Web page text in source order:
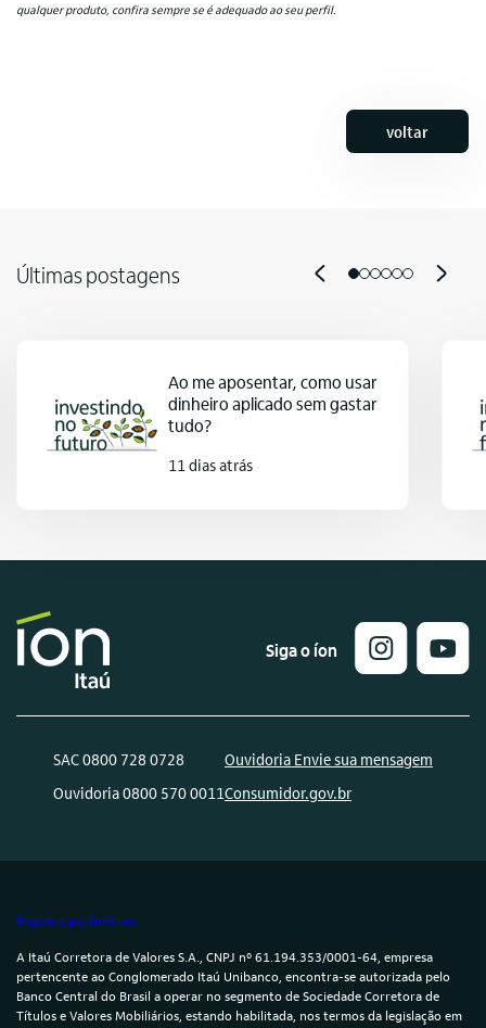
qualquer produto, confira sempre se é adequado ao seu perfil.
voltar
Últimas postagens
Ao me aposentar, como usar
dinheiro aplicado sem gastar
tudo?
11 dias atrás
Siga o íon
SAC 0800 728 0728
Ouvidoria 0800 570 0011
Ouvidoria Envie sua mensagem
Consumidor.gov.br
Regras e parâmetros
A Itaú Corretora de Valores S.A., CNPJ nº 61.194.353/0001-64, empresa
pertencente ao Conglomerado Itaú Unibanco, encontra-se autorizada pelo
Banco Central do Brasil a operar no segmento de Sociedade Corretora de
Títulos e Valores Mobiliários, estando habilitada, nos termos da legislação em